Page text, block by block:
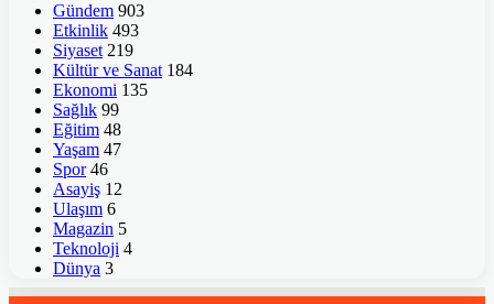
Gündem 903
Etkinlik 493
Siyaset 219
Kültür ve Sanat 184
Ekonomi 135
Sağlık 99
Eğitim 48
Yaşam 47
Spor 46
Asayiş 12
Ulaşım 6
Magazin 5
Teknoloji 4
Dünya 3